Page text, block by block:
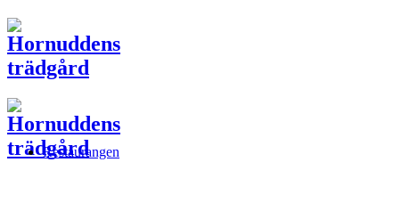
Restaurangen